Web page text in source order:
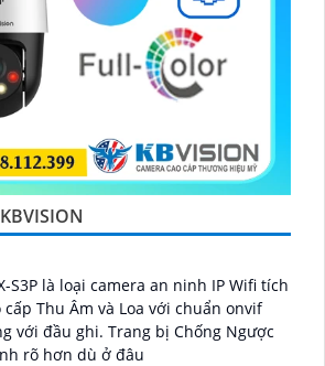
S3P là loại camera an ninh IP Wifi tích
Thu Âm và Loa với chuẩn onvif
bị Chống Ngược
rõ hơn dù ở đâu